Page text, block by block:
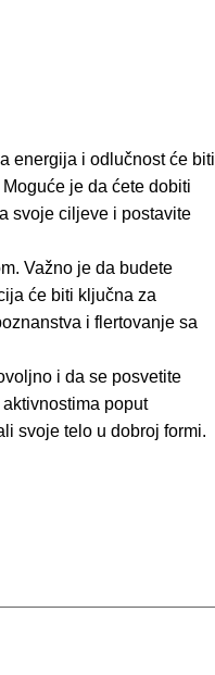
energija i odlučnost će biti
je da ćete dobiti
svoje ciljeve i postavite
Važno je da budete
će biti ključna za
i flertovanje sa
i da se posvetite
poput
svoje telo u dobroj formi.